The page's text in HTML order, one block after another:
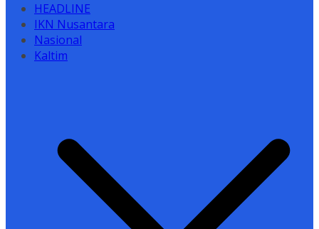
HEADLINE
IKN Nusantara
Nasional
Kaltim